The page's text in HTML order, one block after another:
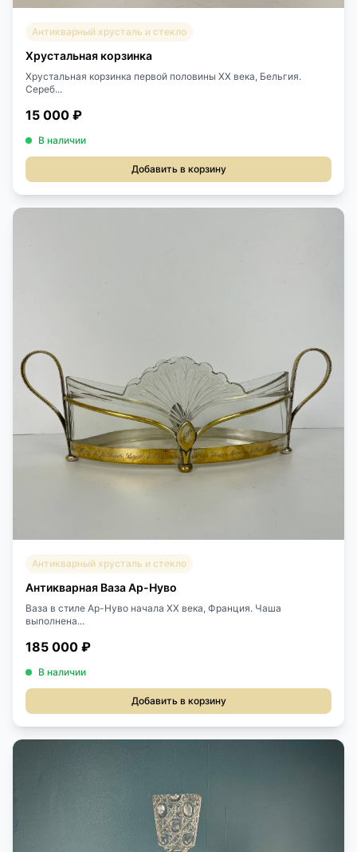
Антикварный хрусталь и стекло
Хрустальная корзинка
Хрустальная корзинка первой половины XX века, Бельгия.
Сереб...
15 000 ₽
В наличии
Добавить в корзину
Антикварный хрусталь и стекло
Антикварная Ваза Ар-Нуво
Ваза в стиле Ар-Нуво начала XX века, Франция. Чаша
выполнена...
185 000 ₽
В наличии
Добавить в корзину